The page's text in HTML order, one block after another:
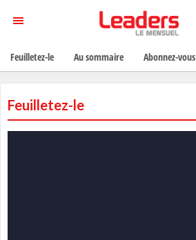
Feuilletez-le
Feuilletez-le Au sommaire Abonnez-vous